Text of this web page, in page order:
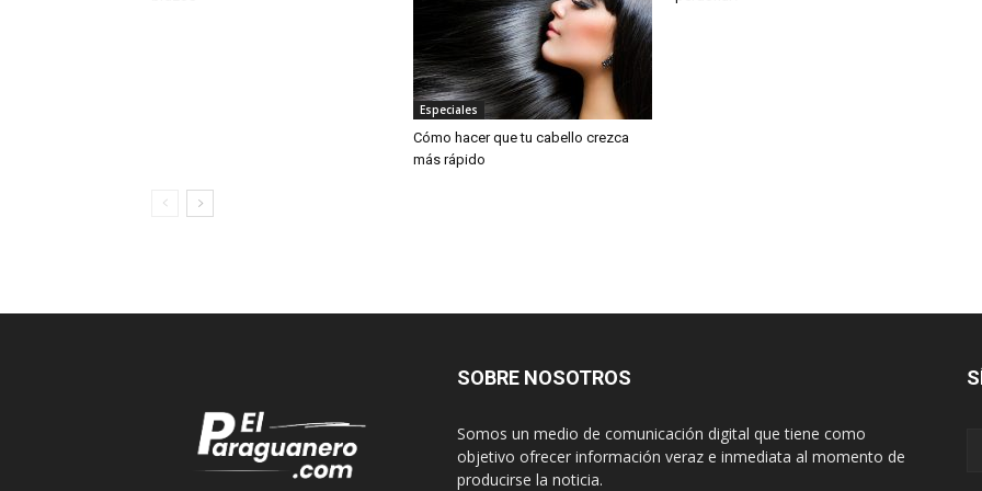
Especiales
Cómo hacer que tu cabello crezca
más rápido
SOBRE NOSOTROS
Somos un medio de comunicación digital que tiene como
objetivo ofrecer información veraz e inmediata al momento de
producirse la noticia.